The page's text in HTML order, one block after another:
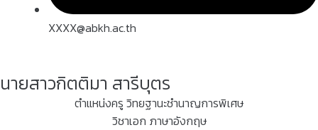
XXXX@abkh.ac.th
นายสาวกิตติมา สารีบุตร
ตำแหน่งครู วิทยฐานะชำนาญการพิเศษ
วิชาเอก ภาษาอังกฤษ